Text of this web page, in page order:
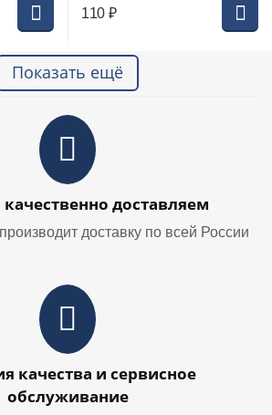
110 ₽
Показать ещё
доставляем
доставку по всей России
качества и сервисное
обслуживание